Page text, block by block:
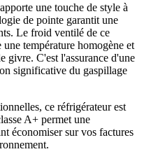
apporte une touche de style à
de pointe garantit une
Le froid ventilé de ce
température homogène et
givre. C'est l'assurance d'une
significative du gaspillage
ce réfrigérateur est
A+ permet une
économiser sur vos factures